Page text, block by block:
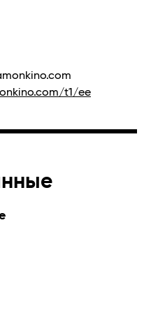
t1/ee